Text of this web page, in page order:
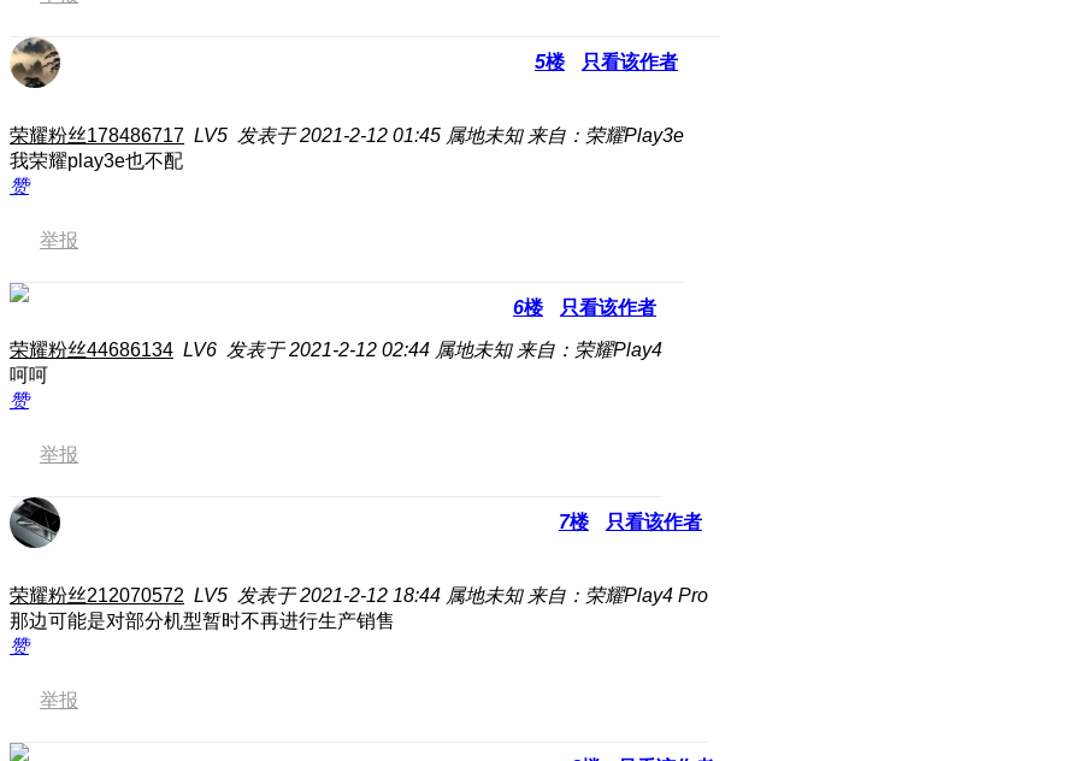
5楼 只看该作者
荣耀粉丝178486717 LV5 发表于 2021-2-12 01:45 属地未知 来自：荣耀Play3e
我荣耀play3e也不配
赞
举报
6楼 只看该作者
荣耀粉丝44686134 LV6 发表于 2021-2-12 02:44 属地未知 来自：荣耀Play4
呵呵
赞
举报
7楼 只看该作者
荣耀粉丝212070572 LV5 发表于 2021-2-12 18:44 属地未知 来自：荣耀Play4 Pro
那边可能是对部分机型暂时不再进行生产销售
赞
举报